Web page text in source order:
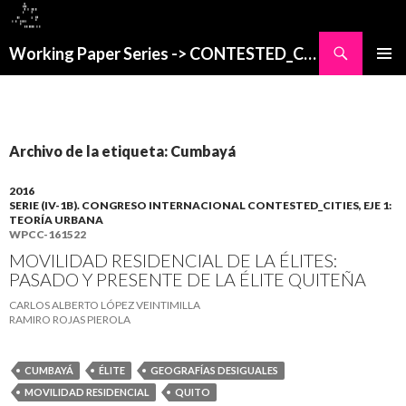
Working Paper Series -> CONTESTED_CITIES
Archivo de la etiqueta: Cumbayá
2016
SERIE (IV-1B). CONGRESO INTERNACIONAL CONTESTED_CITIES, EJE 1:
TEORÍA URBANA
WPCC-161522
MOVILIDAD RESIDENCIAL DE LA ÉLITES:
PASADO Y PRESENTE DE LA ÉLITE QUITEÑA
CARLOS ALBERTO LÓPEZ VEINTIMILLA
RAMIRO ROJAS PIEROLA
CUMBAYÁ ÉLITE
GEOGRAFÍAS DESIGUALES
MOVILIDAD RESIDENCIAL
QUITO